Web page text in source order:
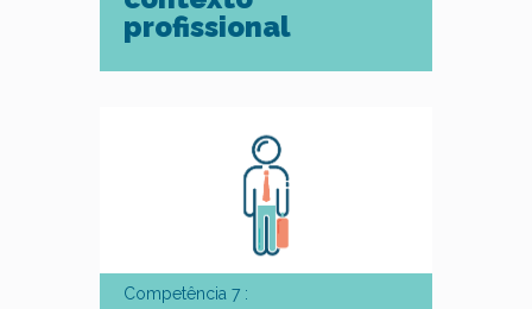
profissional
Competência 7 :